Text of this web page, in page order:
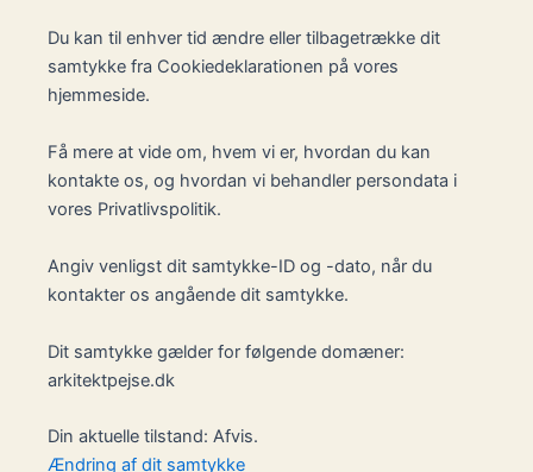
Du kan til enhver tid ændre eller tilbagetrække dit
samtykke fra Cookiedeklarationen på vores
hjemmeside.
Få mere at vide om, hvem vi er, hvordan du kan
kontakte os, og hvordan vi behandler persondata i
vores Privatlivspolitik.
Angiv venligst dit samtykke-ID og -dato, når du
kontakter os angående dit samtykke.
Dit samtykke gælder for følgende domæner:
arkitektpejse.dk
Din aktuelle tilstand: Afvis.
Ændring af dit samtykke